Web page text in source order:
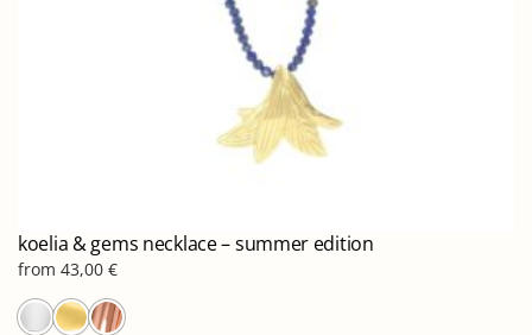
koelia & gems necklace – summer edition
from 43,00 €